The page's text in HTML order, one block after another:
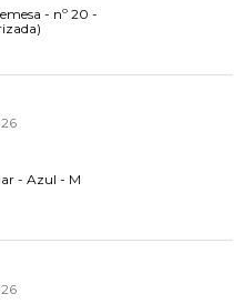
- nº 20 -
- Azul - M